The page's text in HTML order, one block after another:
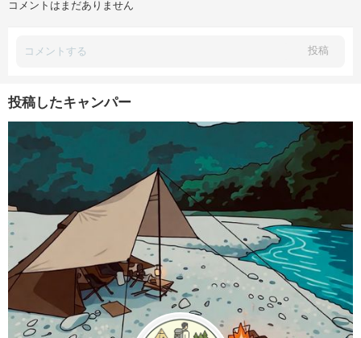
コメントはまだありません
投稿
投稿したキャンパー